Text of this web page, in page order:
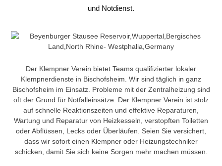
und Notdienst.
Der Klempner Verein bietet Teams qualifizierter lokaler
Klempnerdienste in Bischofsheim. Wir sind täglich in ganz
Bischofsheim im Einsatz. Probleme mit der Zentralheizung sind
oft der Grund für Notfalleinsätze. Der Klempner Verein ist stolz
auf schnelle Reaktionszeiten und effektive Reparaturen,
Wartung und Reparatur von Heizkesseln, verstopften Toiletten
oder Abflüssen, Lecks oder Überläufen. Seien Sie versichert,
dass wir sofort einen Klempner oder Heizungstechniker
schicken, damit Sie sich keine Sorgen mehr machen müssen.